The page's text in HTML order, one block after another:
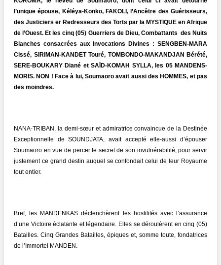
l’unique épouse, Kéléya-Konko, FAKOLI, l’Ancêtre des Guérisseurs,
des Justiciers er Redresseurs des Torts par la MYSTIQUE en Afrique
de l’Ouest. Et les cinq (05) Guerriers de Dieu, Combattants des Nuits
Blanches consacrées aux Invocations Divines : SENGBEN-MARA
Cissé, SIRIMAN-KANDET Touré, TOMBONDO-MAKANDJAN Bérété,
SERE-BOUKARY Diané et SAÏD-KOMAH SYLLA, les 05 MANDENS-
MORIS. NON ! Face à lui, Soumaoro avait aussi des HOMMES, et pas
des moindres.
NANA-TRIBAN, la demi-sœur et admiratrice convaincue de la Destinée
Exceptionnelle de SOUNDJATA, avait accepté elle-aussi d’épouser
Soumaoro en vue de percer le secret de son invulnérabilité, pour servir
justement ce grand destin auquel se confondait celui de leur Royaume
tout entier.
Bref, les MANDENKAS déclenchèrent les hostilités avec l’assurance
d’une Victoire éclatante et légendaire. Elles se déroulèrent en cinq (05)
Batailles. Cinq Grandes Batailles, épiques et, somme toute, fondatrices
de l’Immortel MANDEN.